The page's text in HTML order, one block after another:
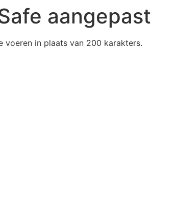
aangepast
voeren in plaats van 200 karakters.